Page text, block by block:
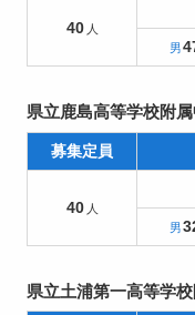
40
県立鹿島高等学校附
募集定員
40
県立土浦第一高等学